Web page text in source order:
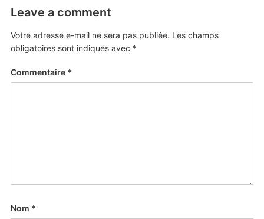
Leave a comment
Votre adresse e-mail ne sera pas publiée. Les champs
obligatoires sont indiqués avec *
Commentaire *
Nom *